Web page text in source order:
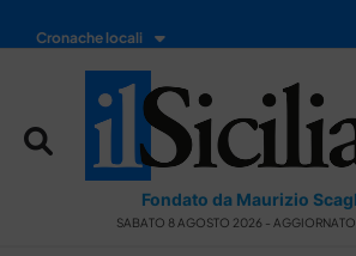
Cronache locali
Fondato da Maurizio
SABATO 8 AGOSTO 2026 -